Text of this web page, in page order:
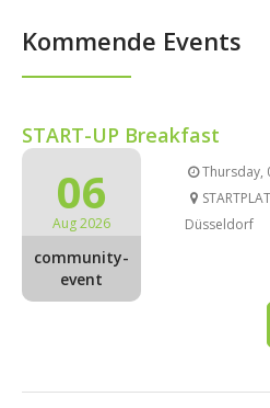
Kommende Events
START-UP Breakfast
06
Aug 2026
community-
event
Thursday,
Düsseldorf